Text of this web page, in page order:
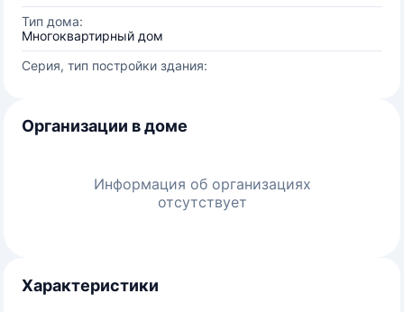
Тип дома:
Многоквартирный дом
Серия, тип постройки здания:
Организации в доме
Информация об организациях
отсутствует
Характеристики